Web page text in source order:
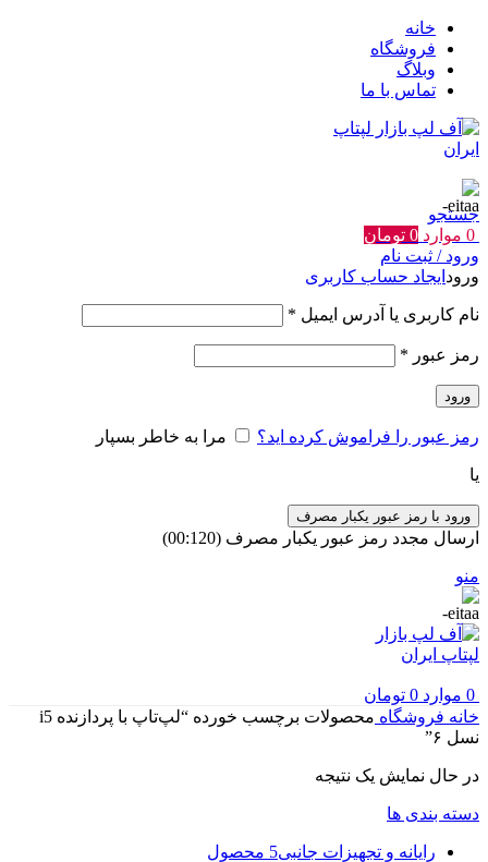
خانه
فروشگاه
وبلاگ
تماس با ما
جستجو
0 موارد 0 تومان
ورود / ثبت نام
ورود ایجاد حساب کاربری
نام کاربری یا آدرس ایمیل *
رمز عبور *
ورود
رمز عبور را فراموش کرده اید؟ مرا به خاطر بسپار
یا
ورود با رمز عبور یکبار مصرف
ارسال مجدد رمز عبور یکبار مصرف (00:
120
)
منو
0 موارد 0 تومان
خانه فروشگاه
محصولات برچسب خورده “لپ‌تاپ با پردازنده i5
نسل ۶”
در حال نمایش یک نتیجه
دسته بندی ها
رایانه و تجهیزات جانبی5 محصول